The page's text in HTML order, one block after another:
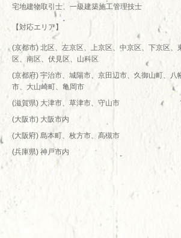
宅地建物取引士、一級建築施工管理技士
【対応エリア】
(京都市) 北区、左京区、上京区、中京区、下京区、
区、南区、伏見区、山科区
(京都府) 宇治市、城陽市、京田辺市、久御山町、八
市、大山崎町、亀岡市
(滋賀県) 大津市、草津市、守山市
(大阪市) 大阪市内
(大阪府) 島本町、枚方市、高槻市
(兵庫県) 神戸市内